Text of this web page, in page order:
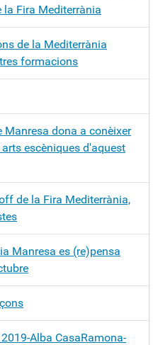
Fira Mediterrània
de la Mediterrània
formacions
Manresa dona a conèixer
escèniques d'aquest
de la Fira Mediterrània,
Manresa es (re)pensa
Alba CasaRamona-